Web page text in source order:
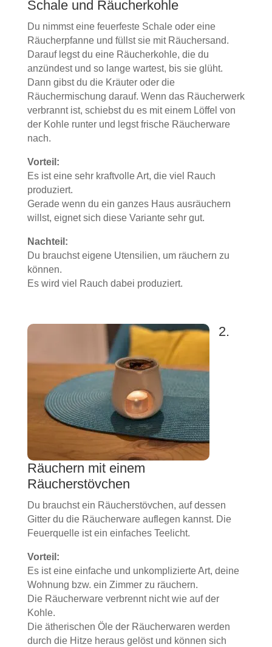
Schale und Räucherkohle
Du nimmst eine feuerfeste Schale oder eine
Räucherpfanne und füllst sie mit Räuchersand.
Darauf legst du eine Räucherkohle, die du
anzündest und so lange wartest, bis sie glüht.
Dann gibst du die Kräuter oder die
Räuchermischung darauf. Wenn das Räucherwerk
verbrannt ist, schiebst du es mit einem Löffel von
der Kohle runter und legst frische Räucherware
nach.
Vorteil:
Es ist eine sehr kraftvolle Art, die viel Rauch
produziert.
Gerade wenn du ein ganzes Haus ausräuchern
willst, eignet sich diese Variante sehr gut.
Nachteil:
Du brauchst eigene Utensilien, um räuchern zu
können.
Es wird viel Rauch dabei produziert.
2.
Räuchern mit einem
Räucherstövchen
Du brauchst ein Räucherstövchen, auf dessen
Gitter du die Räucherware auflegen kannst. Die
Feuerquelle ist ein einfaches Teelicht.
Vorteil:
Es ist eine einfache und unkomplizierte Art, deine
Wohnung bzw. ein Zimmer zu räuchern.
Die Räucherware verbrennt nicht wie auf der
Kohle.
Die ätherischen Öle der Räucherwaren werden
durch die Hitze heraus gelöst und können sich